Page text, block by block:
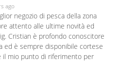
ago
negozio di pesca della zona
attento alle ultime novità ed
Cristian è profondo conoscitore
ed è sempre disponibile cortese
il mio punto di riferimento per